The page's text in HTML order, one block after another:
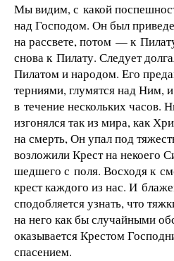
Мы видим, с какой
над Господом. Он был
на рассвете, потом — к
снова к Пилату. Следует
Пилатом и народом. Его
терниями, глумятся над Ним,
в течение нескольких часов.
изгонялся так из мира, как
на смерть, Он упал под
возложили Крест на некоего
шедшего с поля. Восходя к
крест каждого из нас. И
сподобляется узнать, что
на него как бы случайными
оказывается Крестом
спасением.